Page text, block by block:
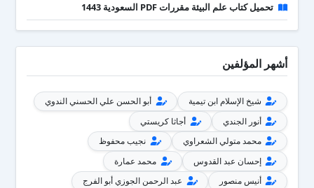
تحميل كتاب علم البيئة مقررات PDF السعودية 1443
أشهر المؤلفين
شيخ الإسلام ابن تيمية
أبو الحسن علي الحسني الندوي
أنور الجندي
أجاثا كريستي
محمد متولي الشعراوي
نجيب محفوظ
إحسان عبد القدوس
محمد عمارة
أنيس منصور
عبد الرحمن الجوزي أبو الفرج